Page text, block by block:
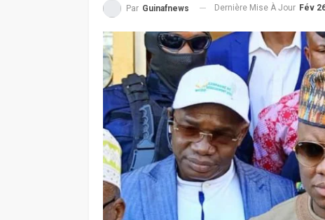
Par Guinafnews Dernière Mise À Jour Fév